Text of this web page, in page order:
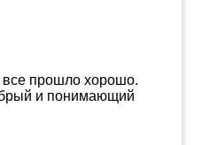
прошло хорошо.
и понимающий